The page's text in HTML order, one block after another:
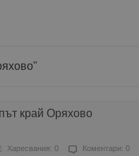
край Оряхово
Харесвания: 0 Коментари: 0